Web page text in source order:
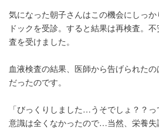
気になった朝子さんはこの機会にしっ
ドックを受診。すると結果は再検査。
査を受けました。
血液検査の結果、医師から告げられたの
だったのです。
「びっくりしました…うそでしょ？？
意識は全くなかったので…当然、栄養失